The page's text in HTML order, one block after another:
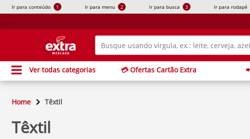
Ir para conteúdo 1 Ir para menu 2 Ir para busca 3 Ir para rodapé
Ver todas categorias 💳 Ofertas Cartão Extra
Home Têxtil
Têxtil